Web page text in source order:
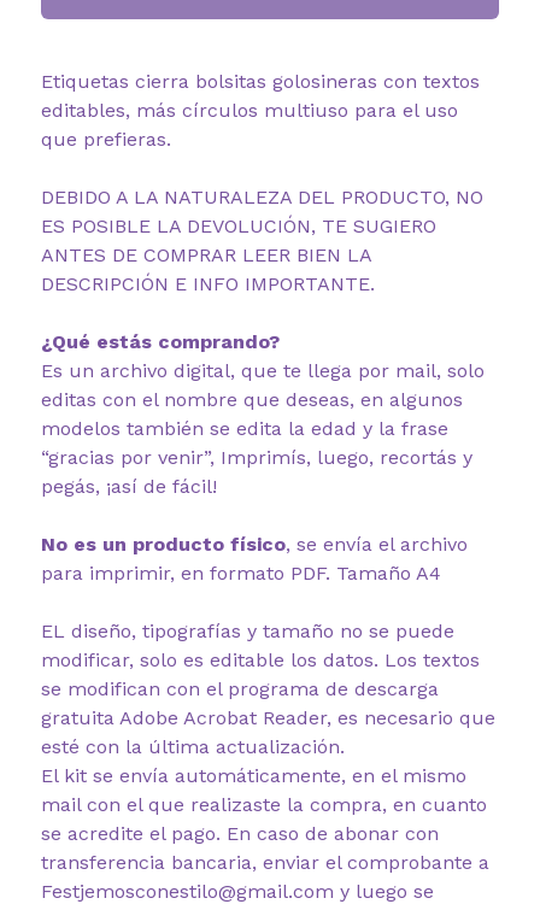
Etiquetas cierra bolsitas golosineras con textos
editables, más círculos multiuso para el uso
que prefieras.
DEBIDO A LA NATURALEZA DEL PRODUCTO, NO
ES POSIBLE LA DEVOLUCIÓN, TE SUGIERO
ANTES DE COMPRAR LEER BIEN LA
DESCRIPCIÓN E INFO IMPORTANTE.
¿Qué estás comprando?
Es un archivo digital, que te llega por mail, solo
editas con el nombre que deseas, en algunos
modelos también se edita la edad y la frase
“gracias por venir”, Imprimís, luego, recortás y
pegás, ¡así de fácil!
No es un producto físico, se envía el archivo
para imprimir, en formato PDF. Tamaño A4
EL diseño, tipografías y tamaño no se puede
modificar, solo es editable los datos. Los textos
se modifican con el programa de descarga
gratuita Adobe Acrobat Reader, es necesario que
esté con la última actualización.
El kit se envía automáticamente, en el mismo
mail con el que realizaste la compra, en cuanto
se acredite el pago. En caso de abonar con
transferencia bancaria, enviar el comprobante a
Festjemosconestilo@gmail.com y luego se